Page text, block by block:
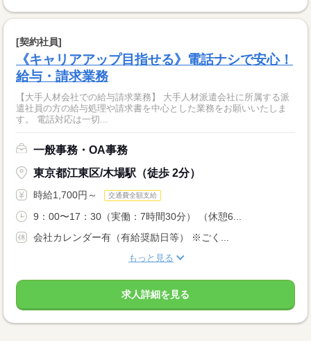
[契約社員]
《キャリアアップ目指せる》電話ナシで安心！
給与・請求業務
【大手人材会社での給与請求業務】 大手人材派遣会社に所属する派
遣社員の方の給与処理や請求書を中心とした業務をお願いいたしま
す。 電話対応は一切...
一般事務・OA事務
東京都江東区/木場駅（徒歩 2分）
時給1,700円～ 交通費全額支給
9：00〜17：30（実働：7時間30分） （休憩6...
会社カレンダー有（有給奨励日等） ※ごく...
もっと見る
求人詳細を見る